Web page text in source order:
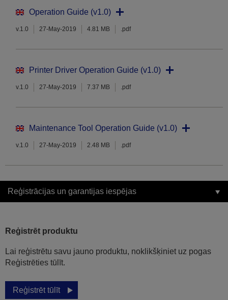
Operation Guide (v1.0)
v.1.0 27-May-2019 4.81 MB .pdf
Printer Driver Operation Guide (v1.0)
v.1.0 27-May-2019 7.37 MB .pdf
Maintenance Tool Operation Guide (v1.0)
v.1.0 27-May-2019 2.48 MB .pdf
Reģistrācijas un garantijas iespējas
Reģistrēt produktu
Lai reģistrētu savu jauno produktu, noklikšķiniet uz pogas
Reģistrēties tūlīt.
Reģistrēt tūlīt